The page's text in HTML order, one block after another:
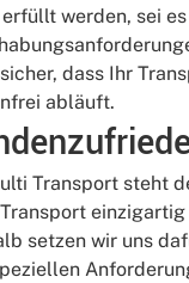
werden, sei
dass Ihr
abläuft.
Transport steht
setzen wir uns